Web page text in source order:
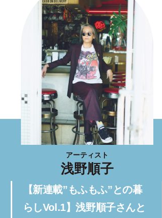
アーティスト
浅野順子
【新連載”もふもふ”との暮
らしVol.1】浅野順子さんと